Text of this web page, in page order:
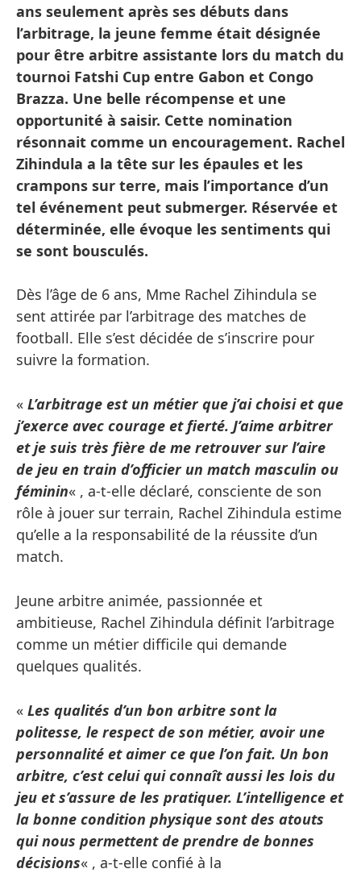
ans seulement après ses débuts dans
l’arbitrage, la jeune femme était désignée
pour être arbitre assistante lors du match du
tournoi Fatshi Cup entre Gabon et Congo
Brazza. Une belle récompense et une
opportunité à saisir. Cette nomination
résonnait comme un encouragement. Rachel
Zihindula a la tête sur les épaules et les
crampons sur terre, mais l’importance d’un
tel événement peut submerger. Réservée et
déterminée, elle évoque les sentiments qui
se sont bousculés.
Dès l’âge de 6 ans, Mme Rachel Zihindula se
sent attirée par l’arbitrage des matches de
football. Elle s’est décidée de s’inscrire pour
suivre la formation.
« L’arbitrage est un métier que j’ai choisi et que
j’exerce avec courage et fierté. J’aime arbitrer
et je suis très fière de me retrouver sur l’aire
de jeu en train d’officier un match masculin ou
féminin« , a-t-elle déclaré, consciente de son
rôle à jouer sur terrain, Rachel Zihindula estime
qu’elle a la responsabilité de la réussite d’un
match.
Jeune arbitre animée, passionnée et
ambitieuse, Rachel Zihindula définit l’arbitrage
comme un métier difficile qui demande
quelques qualités.
« Les qualités d’un bon arbitre sont la
politesse, le respect de son métier, avoir une
personnalité et aimer ce que l’on fait. Un bon
arbitre, c’est celui qui connaît aussi les lois du
jeu et s’assure de les pratiquer. L’intelligence et
la bonne condition physique sont des atouts
qui nous permettent de prendre de bonnes
décisions« , a-t-elle confié à la